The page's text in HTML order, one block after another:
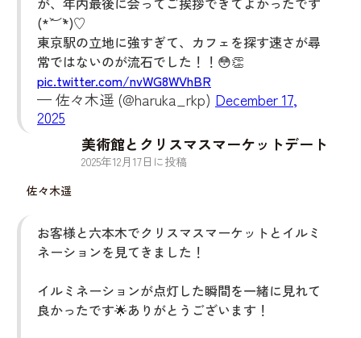
(*´︶`*)♡
東京駅の立地に強すぎて、カフェを探す速さが尋
常ではないのが流石でした！！😳👏
pic.twitter.com/nvWG8WVhBR
— 佐々木遥 (@haruka_rkp) December 17,
2025
佐々木遥
美術館とクリスマスマーケットデート
2025年12月 17日に投稿
お客様と六本木でクリスマスマーケットとイルミ
ネーションを見てきました！
イルミネーションが点灯した瞬間を一緒に見れて
良かったです🌟ありがとうございます！